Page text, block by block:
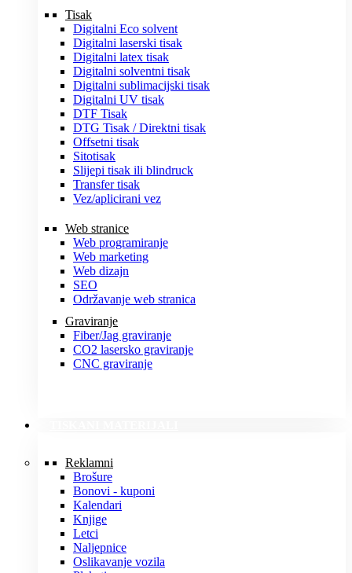
Tisak
Digitalni Eco solvent
Digitalni laserski tisak
Digitalni latex tisak
Digitalni solventni tisak
Digitalni sublimacijski tisak
Digitalni UV tisak
DTF Tisak
DTG Tisak / Direktni tisak
Offsetni tisak
Sitotisak
Slijepi tisak ili blindruck
Transfer tisak
Vez/aplicirani vez
Web stranice
Web programiranje
Web marketing
Web dizajn
SEO
Održavanje web stranica
Graviranje
Fiber/Jag graviranje
CO2 lasersko graviranje
CNC graviranje
Reklamni
Brošure
Bonovi - kuponi
Kalendari
Knjige
Letci
Naljepnice
Oslikavanje vozila